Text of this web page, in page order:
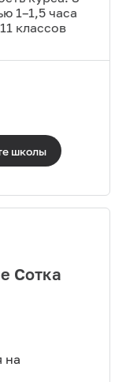
1–1,5 часа
классов
школы
Сотка
на